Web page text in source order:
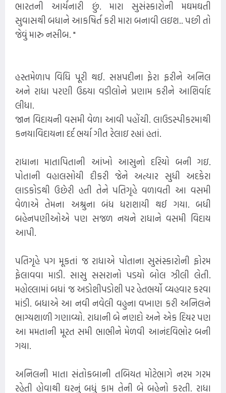
ભારતની આર્યનારી છું. મારા સુસંસ્કારોની મઘમઘતી
સુવાસથી બધાને આકષિર્ત કરી મારા બનાવી લઇશ.. પછી તો
જેવું મારુ નસીબ. "
હસ્તમેળાપ વિધિ પૂરી થઈ. સપ્તપદીના ફેરા ફરીને અનિલ
અને રાધા પરણી ઉઠયા વડીલોને પ્રણામ કરીને આશિર્વાદ
લીધા.
જાન વિદાયની વસમી વેળા આવી પહોંચી. લાઉડસ્પીકરમાથી
કનયાવિદાયના દર્દ ભર્યા ગીત રેલાઇ રહ્યાં હતાં.
રાધાના માતાપિતાની આંખો આસુનો દરિયો બની ગઇ.
પોતાની વહાલસોયી દીકરી જેને અત્યાર સુધી અદકેરા
લાડકોડથી ઉછેરી હતી તેને પતિગૃહે વળાવતી આ વસમી
વેળાએ તેમના અશ્રુના બંધ ધરાશાયી થઈ ગયા. બધી
બહેનપણીઓએ પણ સજળ નયને રાધાને વસમી વિદાય
આપી.
પતિગૃહે પગ મૂકતાં જ રાધાએ પોતાના સુસંસ્કારોની ફોરમ
ફેલાવવા માડી. સાસુ સસરાનો પડયો બોલ ઝીલી લેતી.
મહોલ્લામાં બધાં જ અડોશીપડોશી પર હેતભર્યો વ્યહવાર કરવા
માંડી. બધાએ આ નવી નવેલી વહુના વખાણ કરી અનિલને
ભાગ્યશાળી ગણાવ્યો. રાધાની બે નણદો અને એક દિયર પણ
આ મમતાની મૂરત સમી ભાભીને મેળવી આનંદવિભોર બની
ગયા.
અનિલની માતા સંતોકબાની તબિયત મોટેભાગે નરમ ગરમ
રહેતી હોવાથી ઘરનું બધું કામ તેની બે બહેનો કરતી. રાધા